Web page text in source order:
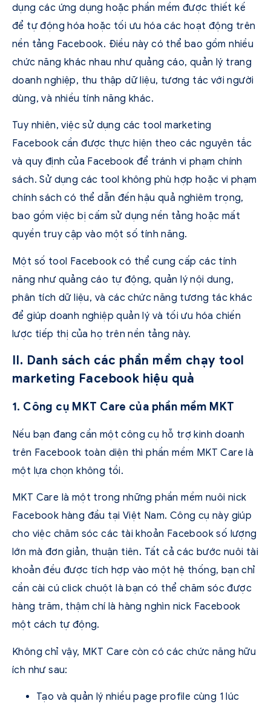
dụng các ứng dụng hoặc phần mềm được thiết kế
để tự động hóa hoặc tối ưu hóa các hoạt động trên
nền tảng Facebook. Điều này có thể bao gồm nhiều
chức năng khác nhau như quảng cáo, quản lý trang
doanh nghiệp, thu thập dữ liệu, tương tác với người
dùng, và nhiều tính năng khác.
Tuy nhiên, việc sử dụng các tool marketing
Facebook cần được thực hiện theo các nguyên tắc
và quy định của Facebook để tránh vi phạm chính
sách. Sử dụng các tool không phù hợp hoặc vi phạm
chính sách có thể dẫn đến hậu quả nghiêm trọng,
bao gồm việc bị cấm sử dụng nền tảng hoặc mất
quyền truy cập vào một số tính năng.
Một số tool Facebook có thể cung cấp các tính
năng như quảng cáo tự động, quản lý nội dung,
phân tích dữ liệu, và các chức năng tương tác khác
để giúp doanh nghiệp quản lý và tối ưu hóa chiến
lược tiếp thị của họ trên nền tảng này.
II. Danh sách các phần mềm chạy tool
marketing Facebook hiệu quả
1. Công cụ MKT Care của phần mềm MKT
Nếu bạn đang cần một công cụ hỗ trợ kinh doanh
trên Facebook toàn diện thì phần mềm MKT Care là
một lựa chọn không tồi.
MKT Care là một trong những phần mềm nuôi nick
Facebook hàng đầu tại Việt Nam. Công cụ này giúp
cho việc chăm sóc các tài khoản Facebook số lượng
lớn mà đơn giản, thuận tiên. Tất cả các bước nuôi tài
khoản đều được tích hợp vào một hệ thống, bạn chỉ
cần cài cú click chuột là bạn có thể chăm sóc được
hàng trăm, thậm chí là hàng nghìn nick Facebook
một cách tự động.
Không chỉ vậy, MKT Care còn có các chức năng hữu
ích như sau:
Tạo và quản lý nhiều page profile cùng 1 lúc